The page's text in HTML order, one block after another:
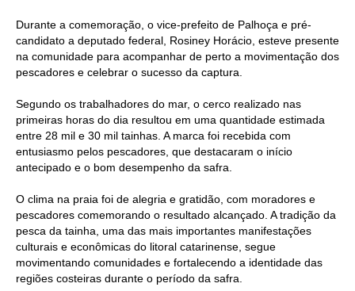
Durante a comemoração, o vice-prefeito de Palhoça e pré-
candidato a deputado federal, Rosiney Horácio, esteve presente
na comunidade para acompanhar de perto a movimentação dos
pescadores e celebrar o sucesso da captura.
Segundo os trabalhadores do mar, o cerco realizado nas
primeiras horas do dia resultou em uma quantidade estimada
entre 28 mil e 30 mil tainhas. A marca foi recebida com
entusiasmo pelos pescadores, que destacaram o início
antecipado e o bom desempenho da safra.
O clima na praia foi de alegria e gratidão, com moradores e
pescadores comemorando o resultado alcançado. A tradição da
pesca da tainha, uma das mais importantes manifestações
culturais e econômicas do litoral catarinense, segue
movimentando comunidades e fortalecendo a identidade das
regiões costeiras durante o período da safra.